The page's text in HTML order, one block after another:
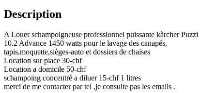
Description
A Louer schampoigneuse professionnel puissante kàrcher Puzzi
10.2 Advance 1450 watts pour le lavage des canapés,
tapis,moquette,sièges-auto et dossiers de chaises
Location sur place 30-chf
Location a domicile 50-chf
schampoing concentré a diluer 15-chf 1 litres
merci de me contacter par tel ,je consulte pas les emails .